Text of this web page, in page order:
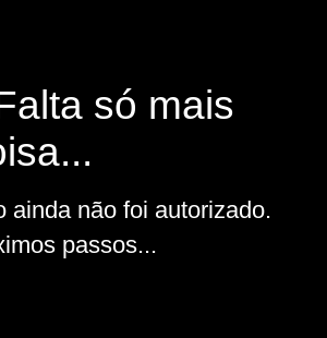
só mais
ainda não foi autorizado.
passos...